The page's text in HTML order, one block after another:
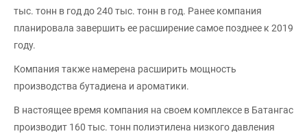
тыс. тонн в год до 240 тыс. тонн в год. Ранее компания
планировала завершить ее расширение самое позднее к 2019
году.
Компания также намерена расширить мощность
производства бутадиена и ароматики.
В настоящее время компания на своем комплексе в Батангас
производит 160 тыс. тонн полиэтилена низкого давления